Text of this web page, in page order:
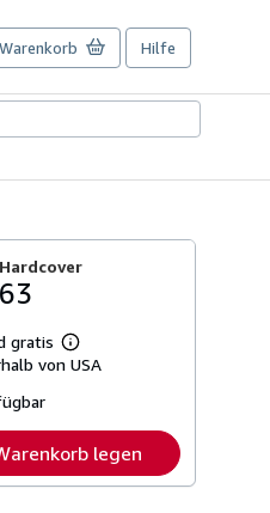
Warenkorb Hilfe
Hardcover
gratis
Weitere
Informationen
von USA
legen